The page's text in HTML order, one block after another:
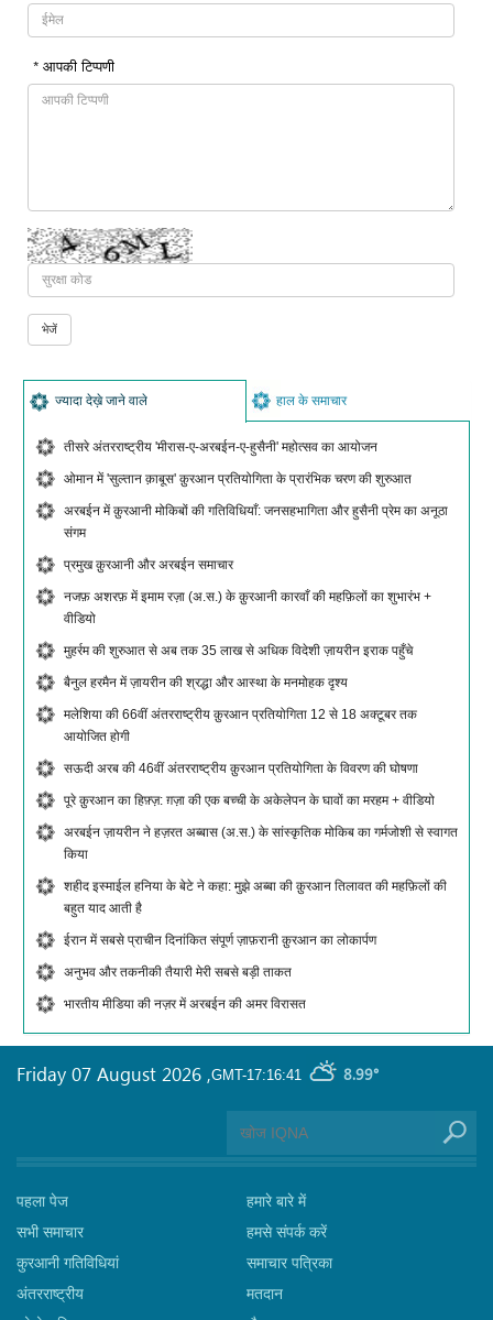
* आपकी टिप्पणी
ज्यादा देख़े जाने वाले हाल के समाचार
तीसरे अंतरराष्ट्रीय 'मीरास-ए-अरबईन-ए-हुसैनी' महोत्सव का आयोजन
ओमान में 'सुल्तान क़ाबूस' क़ुरआन प्रतियोगिता के प्रारंभिक चरण की शुरुआत
अरबईन में क़ुरआनी मोकिबों की गतिविधियाँ: जनसहभागिता और हुसैनी प्रेम का अनूठा
संगम
प्रमुख क़ुरआनी और अरबईन समाचार
नजफ़ अशरफ़ में इमाम रज़ा (अ.स.) के क़ुरआनी कारवाँ की महफ़िलों का शुभारंभ +
वीडियो
मुहर्रम की शुरुआत से अब तक 35 लाख से अधिक विदेशी ज़ायरीन इराक पहुँचे
बैनुल हरमैन में ज़ायरीन की श्रद्धा और आस्था के मनमोहक दृश्य
मलेशिया की 66वीं अंतरराष्ट्रीय क़ुरआन प्रतियोगिता 12 से 18 अक्टूबर तक
आयोजित होगी
सऊदी अरब की 46वीं अंतरराष्ट्रीय क़ुरआन प्रतियोगिता के विवरण की घोषणा
पूरे क़ुरआन का हिफ़्ज़: ग़ज़ा की एक बच्ची के अकेलेपन के घावों का मरहम + वीडियो
अरबईन ज़ायरीन ने हज़रत अब्बास (अ.स.) के सांस्कृतिक मोकिब का गर्मजोशी से स्वागत
किया
शहीद इस्माईल हनिया के बेटे ने कहा: मुझे अब्बा की क़ुरआन तिलावत की महफ़िलों की
बहुत याद आती है
ईरान में सबसे प्राचीन दिनांकित संपूर्ण ज़ाफ़रानी क़ुरआन का लोकार्पण
अनुभव और तकनीकी तैयारी मेरी सबसे बड़ी ताकत
भारतीय मीडिया की नज़र में अरबईन की अमर विरासत
GMT-17:16:41 8.99°
Friday 07 August 2026 ,
पहला पेज
सभी समाचार
कुरआनी गतिविधियां
अंतरराष्ट्रीय
हमारे बारे में
हमसे संपर्क करें
समाचार पत्रिका
मतदान